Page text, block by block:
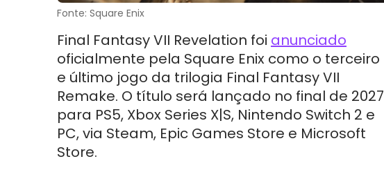
Fonte: Square Enix
Final Fantasy VII Revelation foi anunciado
oficialmente pela Square Enix como o terceiro
e último jogo da trilogia Final Fantasy VII
Remake. O título será lançado no final de 2027
para PS5, Xbox Series X|S, Nintendo Switch 2 e
PC, via Steam, Epic Games Store e Microsoft
Store.